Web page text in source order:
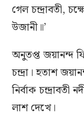
গেল চন্দ্রাবতী,
উজানী॥’
অনুতপ্ত জয়ানন্দ
চন্দ্রা। হতাশ
নির্বাক
লাশ দেখে।